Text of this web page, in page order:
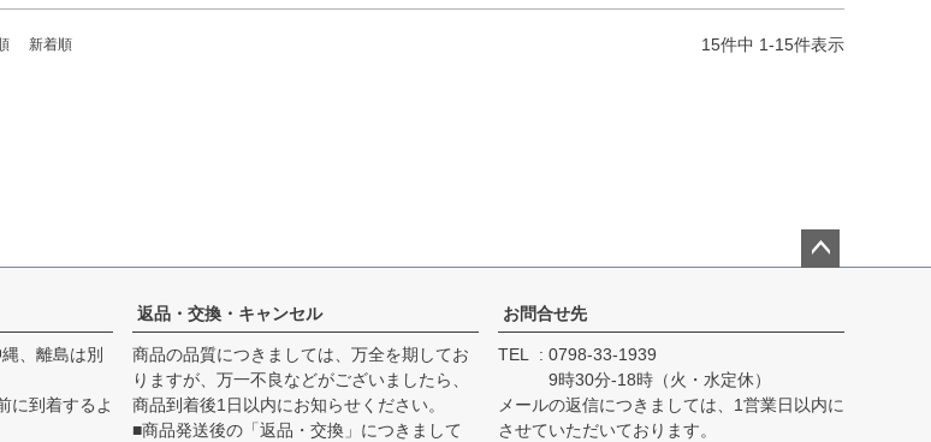
新着順 15件中 1-15件表示
ップ
、離島は別
に到着するよ
返品・交換・キャンセル
商品の品質につきましては、万全を期してお
りますが、万一不良などがございましたら、
商品到着後1日以内にお知らせください。
■商品発送後の「返品・交換」につきまして
お問合せ先
TEL
0798-33-1939
9時30分-18時（火・水定休）
メールの返信につきましては、1営業日以内に
させていただいております。